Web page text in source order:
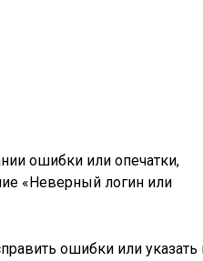
ошибки или опечатки,
«Неверный логин или
ошибки или указать